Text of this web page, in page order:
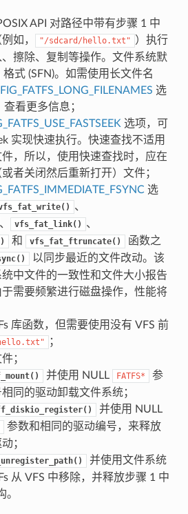
API 对路径中带有步骤 1 中
如，
"/sdcard/hello.txt"
）执行
擦除、复制等操作。文件系统默
格式 (SFN)。如需使用长文件名
选
查看更多信息；
选项，可
实现快速执行。快速查找不适用
，所以，使用快速查找时，应在
者关闭然后重新打开）文件；
选
、
、 vfs_fat_link() 、
和 vfs_fat_ftruncate()
函数之
以同步最近的文件改动。该
中文件的一致性和文件大小报告
需要频繁进行磁盘操作，性能将
库函数，但需要使用没有 VFS 前
；
；
并使用 NULL FATFS*
参
同的驱动卸载文件系统；
并使用 NULL
参数和相同的驱动编号，来释放
；
并使用文件系统
从 VFS 中移除，并释放步骤 1 中
。